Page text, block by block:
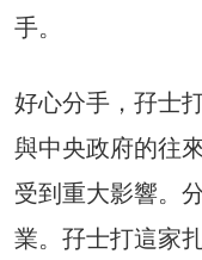
手。
好心分手，孖士
與中央政府的往
受到重大影響。
業。孖士打這家